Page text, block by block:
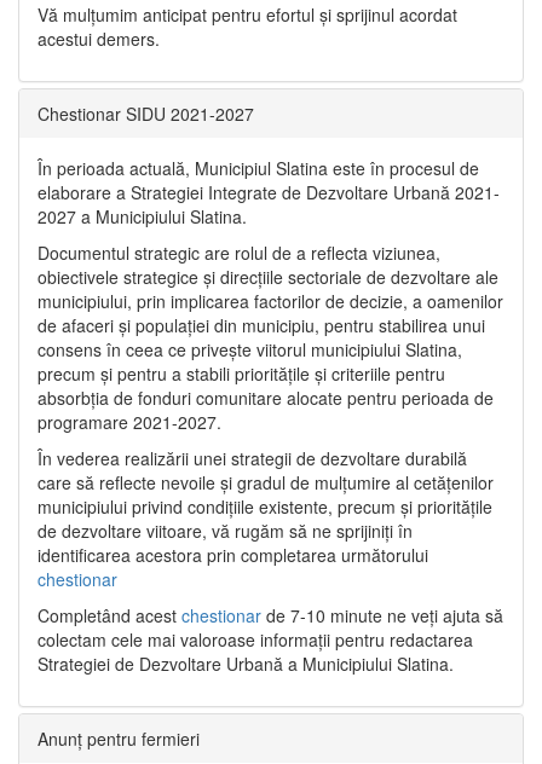
Vă mulţumim anticipat pentru efortul şi sprijinul acordat
acestui demers.
Chestionar SIDU 2021-2027
În perioada actuală, Municipiul Slatina este în procesul de
elaborare a Strategiei Integrate de Dezvoltare Urbană 2021‐
2027 a Municipiului Slatina.
Documentul strategic are rolul de a reflecta viziunea,
obiectivele strategice și direcțiile sectoriale de dezvoltare ale
municipiului, prin implicarea factorilor de decizie, a oamenilor
de afaceri și populației din municipiu, pentru stabilirea unui
consens în ceea ce privește viitorul municipiului Slatina,
precum și pentru a stabili prioritățile și criteriile pentru
absorbția de fonduri comunitare alocate pentru perioada de
programare 2021-2027.
În vederea realizării unei strategii de dezvoltare durabilă
care să reflecte nevoile și gradul de mulțumire al cetățenilor
municipiului privind condițiile existente, precum și prioritățile
de dezvoltare viitoare, vă rugăm să ne sprijiniți în
identificarea acestora prin completarea următorului
chestionar
Completând acest chestionar de 7-10 minute ne veți ajuta să
colectam cele mai valoroase informații pentru redactarea
Strategiei de Dezvoltare Urbană a Municipiului Slatina.
Anunț pentru fermieri